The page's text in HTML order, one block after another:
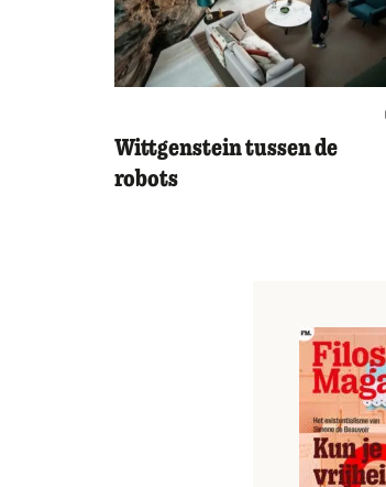
Wittgenstein tussen de
robots